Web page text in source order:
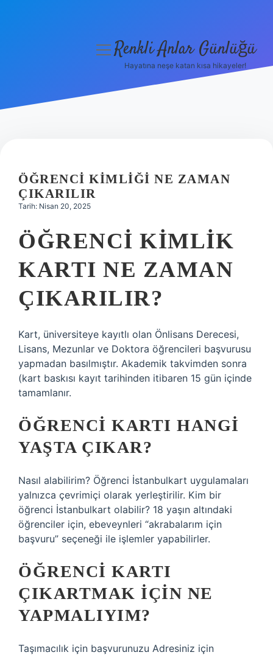
Hakkımızda
menüyüRenkli Anlar Günlüğü
Hayatına neşe katan kısa hikayeler!
ÖĞRENCI KIMLIĞI NE ZAMAN
ÇIKARILIR
Tarih: Nisan 20, 2025
ÖĞRENCI KIMLIK
KARTI NE ZAMAN
ÇIKARILIR?
Kart, üniversiteye kayıtlı olan Önlisans Derecesi,
Lisans, Mezunlar ve Doktora öğrencileri başvurusu
yapmadan basılmıştır. Akademik takvimden sonra
(kart baskısı kayıt tarihinden itibaren 15 gün içinde
tamamlanır.
ÖĞRENCI KARTI HANGI
YAŞTA ÇIKAR?
Nasıl alabilirim? Öğrenci İstanbulkart uygulamaları
yalnızca çevrimiçi olarak yerleştirilir. Kim bir
öğrenci İstanbulkart olabilir? 18 yaşın altındaki
öğrenciler için, ebeveynleri “akrabalarım için
başvuru” seçeneği ile işlemler yapabilirler.
ÖĞRENCI KARTI
ÇIKARTMAK IÇIN NE
YAPMALIYIM?
Taşımacılık için başvurunuzu Adresiniz için